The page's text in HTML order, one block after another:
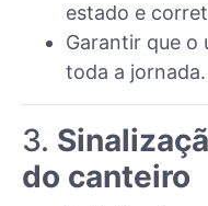
estado e
Garantir que o
toda a jornada.
3.
do canteiro